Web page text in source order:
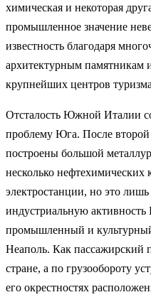
химическая и некоторая
промышленное значение
известность благодаря
архитектурным памятникам
крупнейших центров
Отсталость Южной Италии
проблему Юга. После
построены большой
несколько нефтехимических
электростанции, но это
индустриальную
промышленный и
Неаполь. Как пассажирский
стране, а по грузообороту
его окрестностях